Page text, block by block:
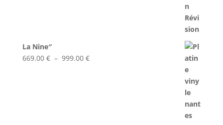
La Nine″
669.00 € – 999.00 €Plage